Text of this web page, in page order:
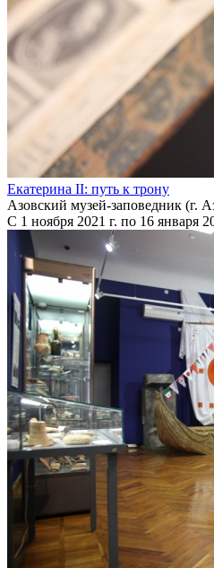
Екатерина II: путь к трону
Азовский музей-заповедник (г.
С 1 ноября 2021 г. по 16 января